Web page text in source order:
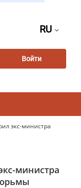
RU
Войти
экс-министра
министра